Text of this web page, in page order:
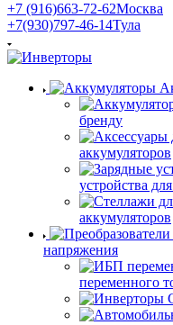
+7 (916)663-72-62Москва
+7(930)797-46-14Тула
бренду
аккумуляторов
устройства
аккумуляторов
напряжения
переменного